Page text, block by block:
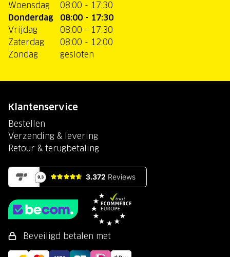
Woensdag
08:00 - 17:30
Donderdag
08:00 - 17:30
Vrijdag
08:00 - 17:30
Zaterdag
08:00 - 12:00
Zondag
gesloten
Klantenservice
Bestellen
Verzending & levering
Retour & terugbetaling
Beveiligd betalen met